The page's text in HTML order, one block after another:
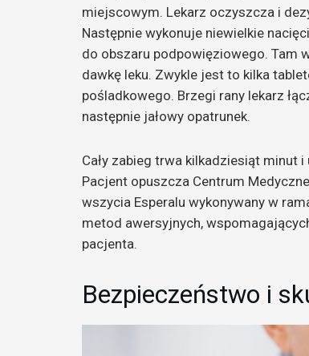
miejscowym. Lekarz oczyszcza i
Następnie wykonuje niewielkie
do obszaru podpowięziowego. Tam
dawkę leku. Zwykle jest to kilka
pośladkowego. Brzegi rany lekarz
następnie jałowy opatrunek.
Cały zabieg trwa kilkadziesiąt minut
Pacjent opuszcza Centrum
wszycia Esperalu wykonywany w
metod awersyjnych,
pacjenta.
Bezpieczeństwo i